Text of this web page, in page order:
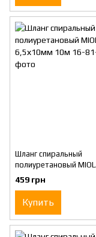
Шланг спиральный
полиуретановый MIOL
6,5х10мм 10м
459 грн
Купить